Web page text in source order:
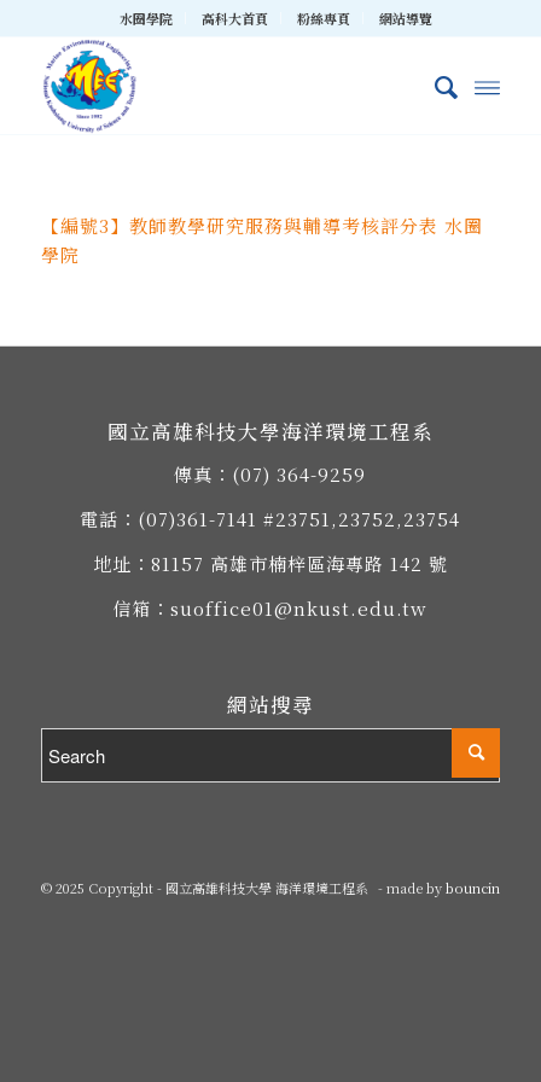
水圈學院 高科大首頁 粉絲專頁 網站導覽
【編號3】教師教學研究服務與輔導考核評分表 水圈
學院
國立高雄科技大學海洋環境工程系
傳真：(07) 364-9259
電話： (07)361-7141 #23751,23752,23754
地址： 81157 高雄市楠梓區海專路 142 號
信箱：suoffice01@nkust.edu.tw
網站搜尋
© 2025 Copyright - 國立高雄科技大學 海洋環境工程系 - made bybouncin